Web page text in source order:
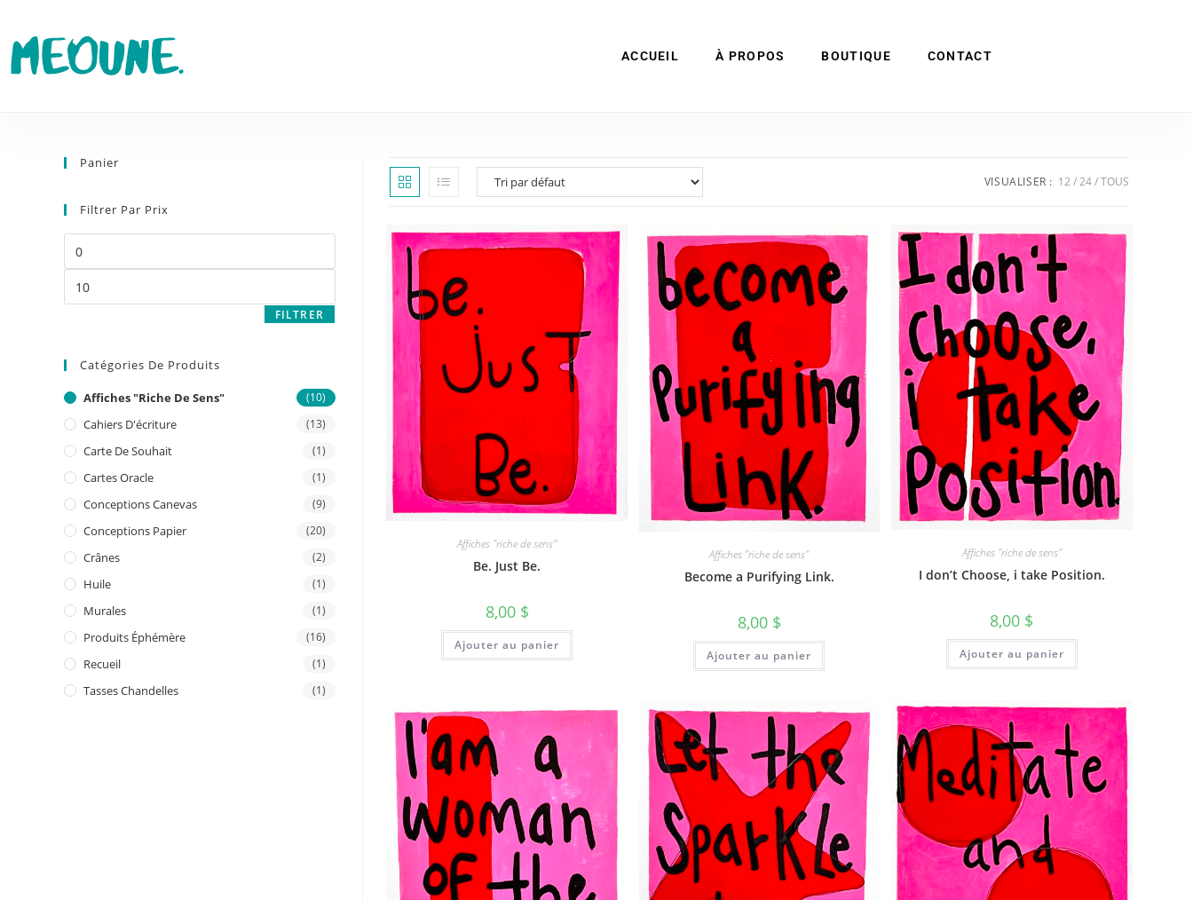
ACCUEIL À PROPOS BOUTIQUE CONTACT
VISUALISER : 12 24 TOUS
Affiches "riche de sens"
Be. Just Be.
8,00 $
Ajouter au panier
Affiches "riche de sens"
Become a Purifying Link.
8,00 $
Ajouter au panier
Affiches "riche de sens"
I don’t Choose, i take Position.
8,00 $
Ajouter au panier
Panier
Filtrer Par Prix
FILTRER
Catégories De Produits
Affiches "riche De Sens" (10)
Cahiers D'écriture (13)
Carte De Souhait (1)
Cartes Oracle (1)
Conceptions Canevas (9)
Conceptions Papier (20)
Crânes (2)
Huile (1)
Murales (1)
Produits Éphémère (16)
Recueil (1)
Tasses Chandelles (1)